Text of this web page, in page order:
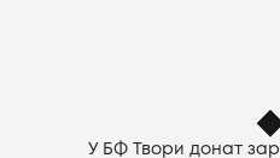
У БФ Твори донат